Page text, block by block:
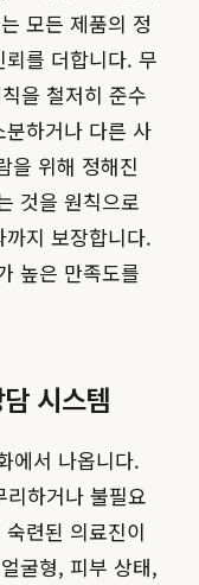
모든 제품의 정
를 더합니다. 무
을 철저히 준수
하거나 다른 사
을 위해 정해진
것을 원칙으로
지 보장합니다.
높은 만족도를
시스템
에서 나옵니다.
하거나 불필요
련된 의료진이
굴형, 피부 상태,